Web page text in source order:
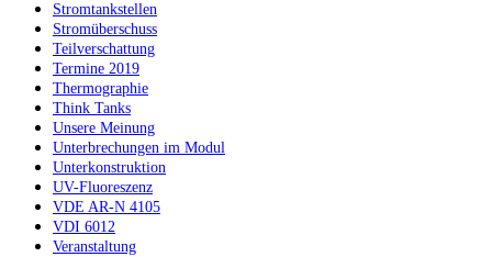
Stromtankstellen
Stromüberschuss
Teilverschattung
Termine 2019
Thermographie
Think Tanks
Unsere Meinung
Unterbrechungen im Modul
Unterkonstruktion
UV-Fluoreszenz
VDE AR-N 4105
VDI 6012
Veranstaltung